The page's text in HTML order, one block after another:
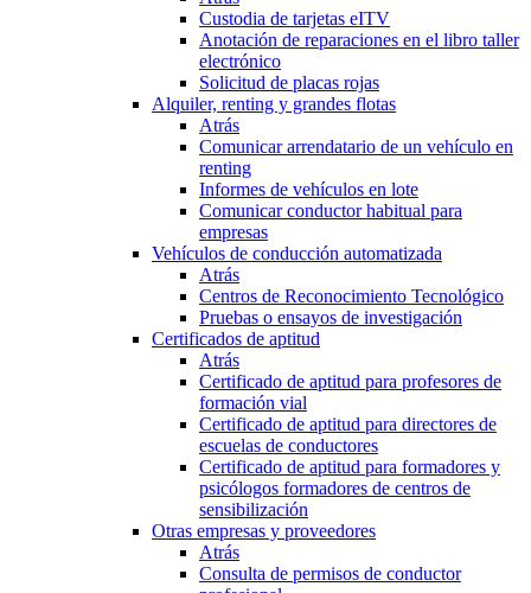
Custodia de tarjetas eITV
Anotación de reparaciones en el libro taller
electrónico
Solicitud de placas rojas
Alquiler, renting y grandes flotas
Atrás
Comunicar arrendatario de un vehículo en
renting
Informes de vehículos en lote
Comunicar conductor habitual para
empresas
Vehículos de conducción automatizada
Atrás
Centros de Reconocimiento Tecnológico
Pruebas o ensayos de investigación
Certificados de aptitud
Atrás
Certificado de aptitud para profesores de
formación vial
Certificado de aptitud para directores de
escuelas de conductores
Certificado de aptitud para formadores y
psicólogos formadores de centros de
sensibilización
Otras empresas y proveedores
Atrás
Consulta de permisos de conductor